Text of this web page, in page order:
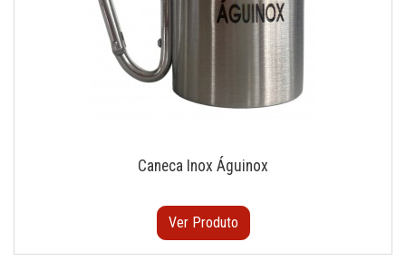
Caneca Inox Águinox
Ver Produto